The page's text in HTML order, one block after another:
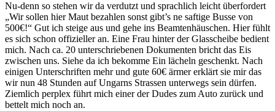
Nu-denn so stehen wir da verdutzt und sprachlich leicht überfordert
„Wir sollen hier Maut bezahlen sonst gibt’s ne saftige Busse von
500€!“ Gut ich steige aus und gehe ins Beamtenhäuschen. Hier fühlt
es sich schon offizieller an. Eine Frau hinter der Glasscheibe bedient
mich. Nach ca. 20 unterschriebenen Dokumenten bricht das Eis
zwischen uns. Siehe da ich bekomme Ein lächeln geschenkt. Nach
einigen Unterschriften mehr und gute 60€ ärmer erklärt sie mir das
wir nun 48 Stunden auf Ungarns Strassen unterwegs sein dürfen.
Ziemlich perplex führt mich einer der Dudes zum Auto zurück und
bettelt mich noch an.